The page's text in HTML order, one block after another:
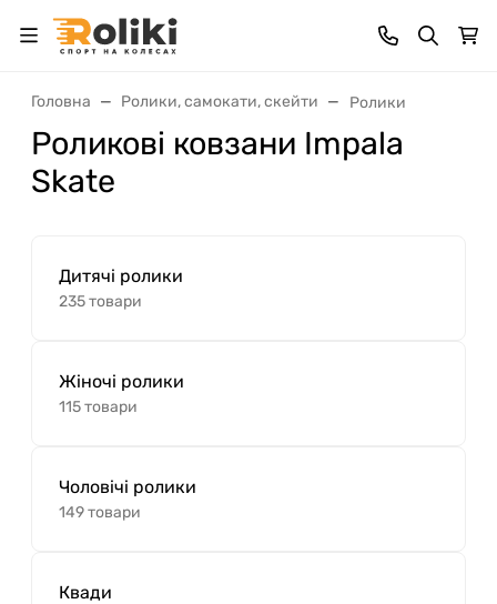
Головна Ролики, самокати, скейти Ролики
Роликові ковзани Impala
Skate
Дитячі ролики
235 товари
Жіночі ролики
115 товари
Чоловічі ролики
149 товари
Квади